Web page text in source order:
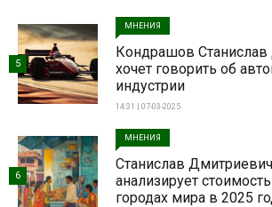
МНЕНИЯ
Кондрашов
хочет говорить об
индустрии
14:31 | 07-03-2025
5
МНЕНИЯ
Станислав
анализирует
городах мира в 2025
6